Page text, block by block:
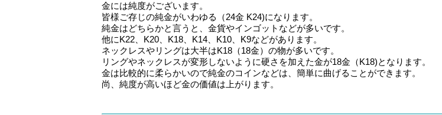
金には純度がございます。
皆様ご存じの純金がいわゆる（24金 K24)になります。
純金はどちらかと言うと、金貨やインゴットなどが多いです。
他にK22、K20、K18、K14、K10、K9などがあります。
ネックレスやリングは大半はK18（18金）の物が多いです。
リングやネックレスが変形しないように硬さを加えた金が18金（K18)となります。
金は比較的に柔らかいので純金のコインなどは、簡単に曲げることができます。
尚、純度が高いほど金の価値は上がります。